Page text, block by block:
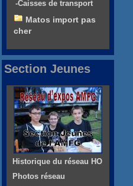
-Caisses de transport
Matos import pas
cher
Section Jeunes
Historique du réseau HO
Photos réseau